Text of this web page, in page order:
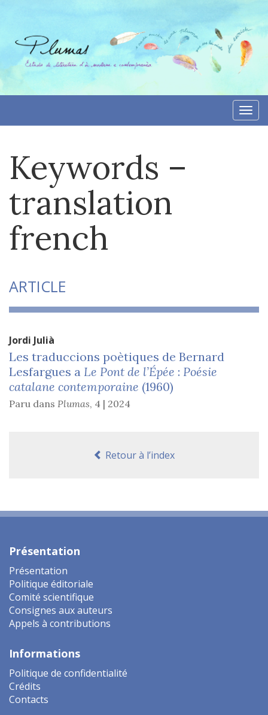
contenu
Keywords –
translation
french
ARTICLE
Jordi Julià
Les traduccions poètiques de Bernard
Lesfargues a Le Pont de l’Épée : Poésie
catalane contemporaine (1960)
Paru dans Plumas, 4 | 2024
Retour à l’index
Présentation
Présentation
Politique éditoriale
Comité scientifique
Consignes aux auteurs
Appels à contributions
Informations
Politique de confidentialité
Crédits
Contacts